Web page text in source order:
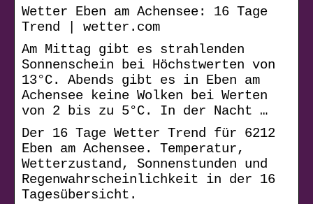
Wetter Eben am Achensee: 16 Tage
Trend | wetter.com
Am Mittag gibt es strahlenden
Sonnenschein bei Höchstwerten von
13°C. Abends gibt es in Eben am
Achensee keine Wolken bei Werten
von 2 bis zu 5°C. In der Nacht …
Der 16 Tage Wetter Trend für 6212
Eben am Achensee. Temperatur,
Wetterzustand, Sonnenstunden und
Regenwahrscheinlichkeit in der 16
Tagesübersicht.